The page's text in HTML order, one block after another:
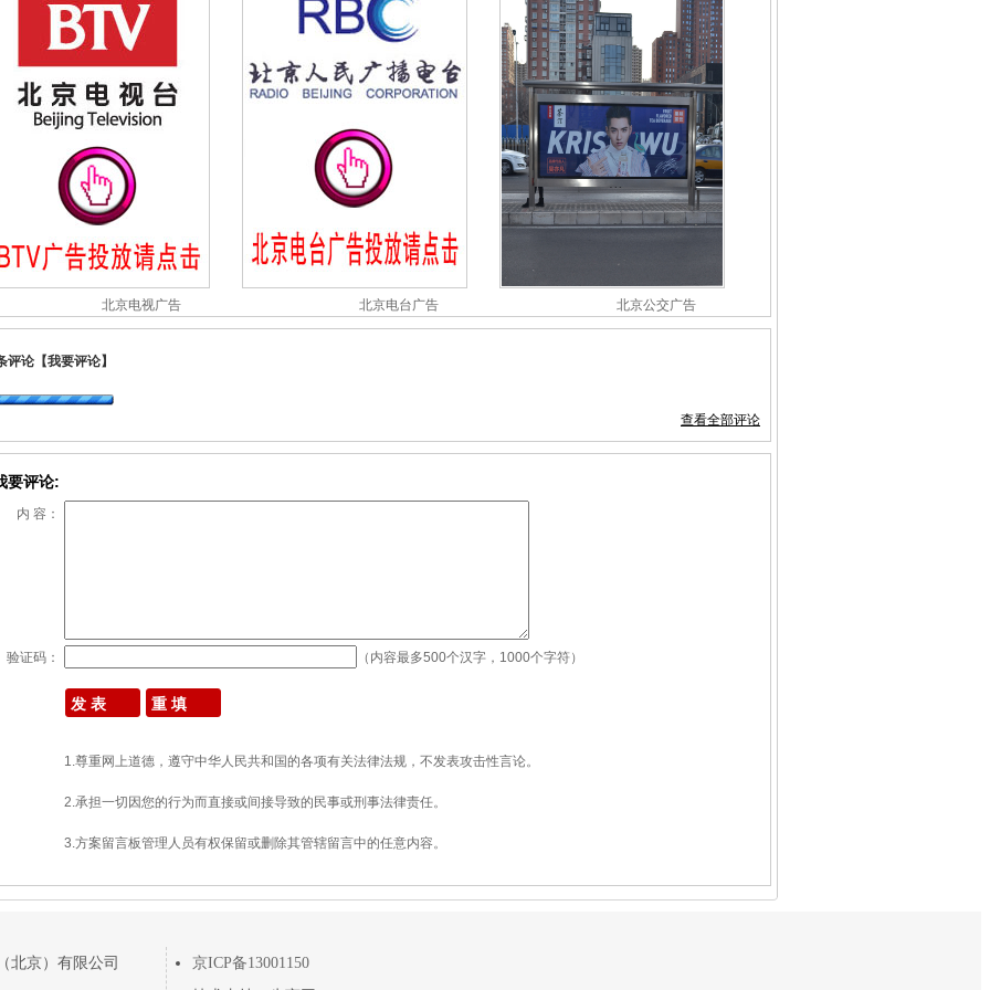
北京电视广告 北京电台广告 北京公交广告
评论 【我要评论】
查看全部评论
要评论:
内 容：
验证码： （内容最多500个汉字，1000个字符）
1.尊重网上道德，遵守中华人民共和国的各项有关法律法规，不发表攻击性言论。
2.承担一切因您的行为而直接或间接导致的民事或刑事法律责任。
3.方案留言板管理人员有权保留或删除其管辖留言中的任意内容。
北京）有限公司
京ICP备13001150